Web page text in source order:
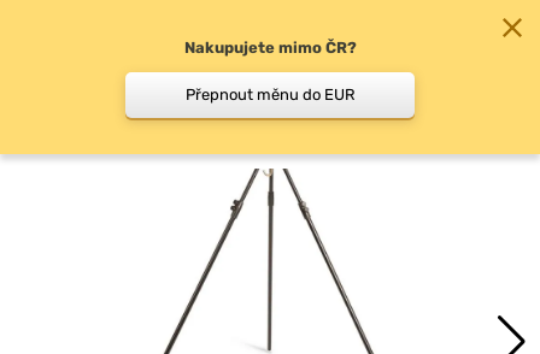
Vážicí stojany
Nakupujete mimo ČR?
Přepnout měnu do EUR